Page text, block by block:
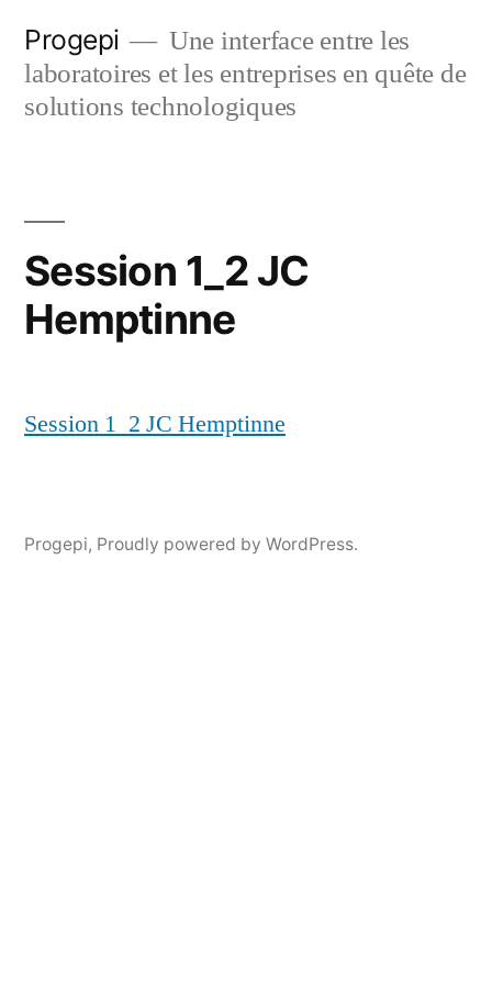
content
Progepi
Une interface entre les
laboratoires et les entreprises en quête de
solutions technologiques
Session 1_2 JC
Hemptinne
Session 1_2 JC Hemptinne
Progepi, Proudly powered by WordPress.